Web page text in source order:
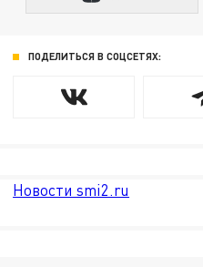
ПОДЕЛИТЬСЯ В СОЦСЕТЯХ:
Новости smi2.ru